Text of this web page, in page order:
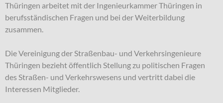
Thüringen arbeitet mit der Ingenieurkammer Thüringen in
berufsständischen Fragen und bei der Weiterbildung
zusammen.
Die Vereinigung der Straßenbau- und Verkehrsingenieure
Thüringen bezieht öffentlich Stellung zu politischen Fragen
des Straßen- und Verkehrswesens und vertritt dabei die
Interessen Mitglieder.